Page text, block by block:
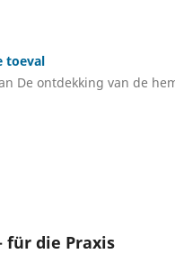
toeval
De ontdekking van de
für die Praxis